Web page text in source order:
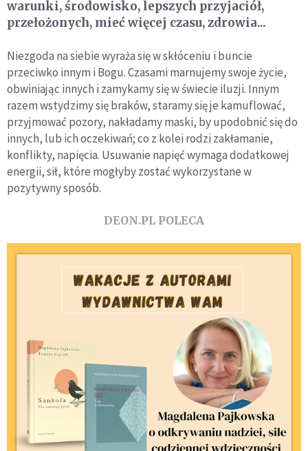
warunki, środowisko, lepszych przyjaciół,
przełożonych, mieć więcej czasu, zdrowia...
Niezgoda na siebie wyraża się w skłóceniu i buncie
przeciwko innym i Bogu. Czasami marnujemy swoje życie,
obwiniając innych i zamykamy się w świecie iluzji. Innym
razem wstydzimy się braków, staramy się je kamuflować,
przyjmować pozory, nakładamy maski, by upodobnić się do
innych, lub ich oczekiwań; co z kolei rodzi zakłamanie,
konflikty, napięcia. Usuwanie napięć wymaga dodatkowej
energii, sił, które mogłyby zostać wykorzystane w
pozytywny sposób.
DEON.PL POLECA